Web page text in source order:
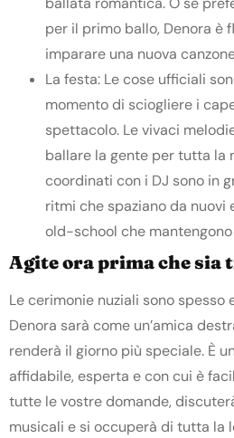
per il primo ballo, Denora è
imparare una nuova
La festa: Le cose ufficiali
momento di sciogliere i
spettacolo. Le vivaci
ballare la gente per tutta la
coordinati con i DJ sono in
ritmi che spaziano da
old-school che
Agite ora prima che sia
Le cerimonie nuziali sono spesso
Denora sarà come un’amica
renderà il giorno più speciale. È
affidabile, esperta e con cui è
tutte le vostre domande,
musicali e si occuperà di tutta la